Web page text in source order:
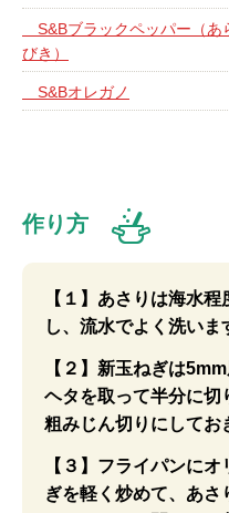
S&Bブラックペッパー（あ
びき）
S&Bオレガノ
作り方
【１】あさりは海水
し、流水でよく洗いま
【２】新玉ねぎは
ヘタを取って半分に切
粗みじん切りにしてお
【３】フライパンに
ぎを軽く炒めて、あ